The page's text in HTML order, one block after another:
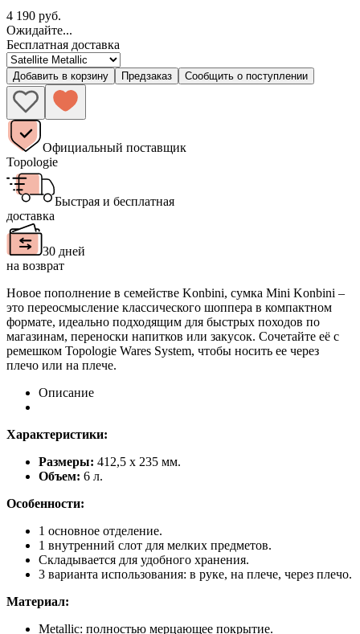
4 190 руб.
Ожидайте...
Бесплатная доставка
Добавить в корзину Предзаказ Сообщить о поступлении
Официальный поставщик
Topologie
Быстрая и бесплатная
доставка
30 дней
на возврат
Новое пополнение в семействе Konbini, сумка Mini Konbini –
это переосмысление классического шоппера в компактном
формате, идеально подходящим для быстрых походов по
магазинам, переноски напитков или закусок. Сочетайте её с
ремешком Topologie Wares System, чтобы носить ее через
плечо или на плече.
Описание
Характеристики:
Размеры: 412,5 х 235 мм.
Объем: 6 л.
Особенности:
1 основное отделение.
1 внутренний слот для мелких предметов.
Складывается для удобного хранения.
3 варианта использования: в руке, на плече, через плечо.
Материал:
Metallic: полностью мерцающее покрытие.